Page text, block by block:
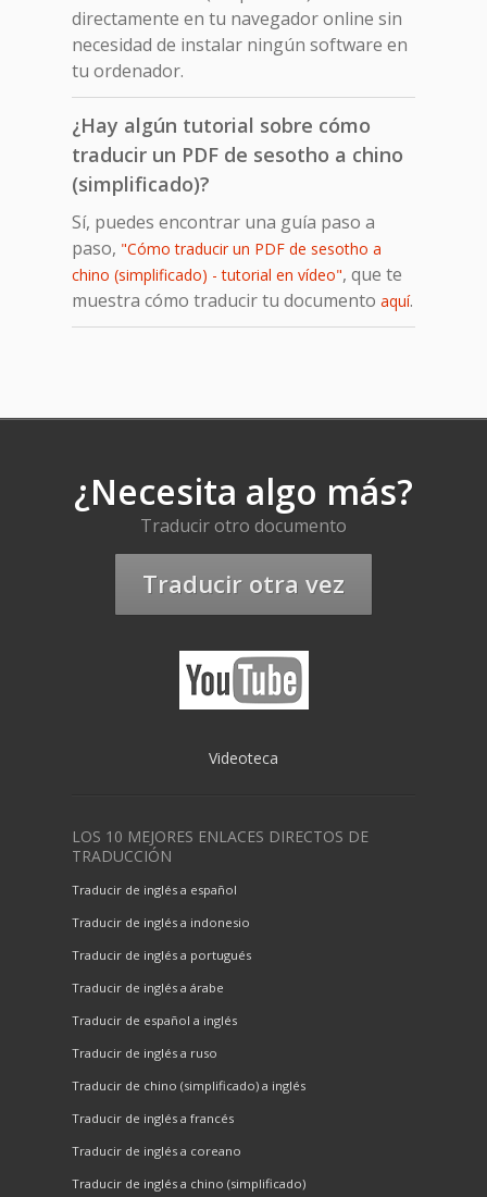
directamente en tu navegador online sin
necesidad de instalar ningún software en
tu ordenador.
¿Hay algún tutorial sobre cómo
traducir un PDF de sesotho a chino
(simplificado)?
Sí, puedes encontrar una guía paso a
paso, "Cómo traducir un PDF de sesotho a
chino (simplificado) - tutorial en vídeo", que te
muestra cómo traducir tu documento aquí.
¿Necesita algo más?
Traducir otro documento
Traducir otra vez
Videoteca
LOS 10 MEJORES ENLACES DIRECTOS DE
TRADUCCIÓN
Traducir de inglés a español
Traducir de inglés a indonesio
Traducir de inglés a portugués
Traducir de inglés a árabe
Traducir de español a inglés
Traducir de inglés a ruso
Traducir de chino (simplificado) a inglés
Traducir de inglés a francés
Traducir de inglés a coreano
Traducir de inglés a chino (simplificado)